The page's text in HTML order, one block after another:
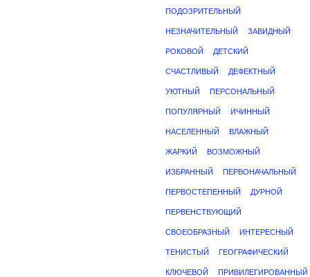
ПОДОЗРИТЕЛЬНЫЙ
НЕЗНАЧИТЕЛЬНЫЙ ЗАВИДНЫЙ
РОКОВОЙ ДЕТСКИЙ
СЧАСТЛИВЫЙ ДЕФЕКТНЫЙ
УЮТНЫЙ ПЕРСОНАЛЬНЫЙ
ПОПУЛЯРНЫЙ ИЧИННЫЙ
НАСЕЛЕННЫЙ ВЛАЖНЫЙ
ЖАРКИЙ ВОЗМОЖНЫЙ
ИЗБРАННЫЙ ПЕРВОНАЧАЛЬНЫЙ
ПЕРВОСТЕПЕННЫЙ ДУРНОЙ
ПЕРВЕНСТВУЮЩИЙ
СВОЕОБРАЗНЫЙ ИНТЕРЕСНЫЙ
ТЕНИСТЫЙ ГЕОГРАФИЧЕСКИЙ
КЛЮЧЕВОЙ ПРИВИЛЕГИРОВАННЫЙ